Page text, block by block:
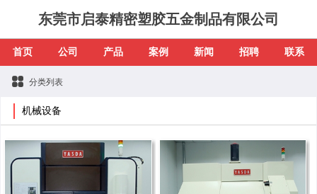
东莞市启泰精密塑胶五金制品有限公司
首页 公司 产品 案例 新闻 招聘 联系
分类列表
机械设备